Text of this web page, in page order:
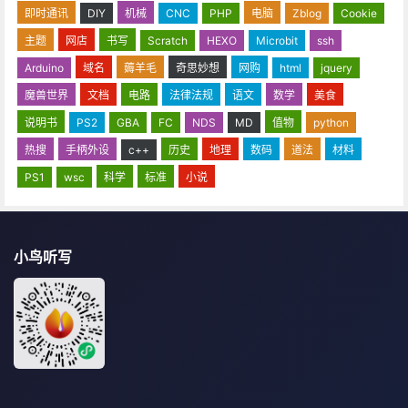
即时通讯 DIY 机械 CNC PHP 电脑 Zblog
Cookie
主题
网店 书写 Scratch HEXO Microbit
ssh
Arduino
域名 薅羊毛 奇思妙想 网购 html
jquery
魔兽世界
文档 电路 法律法规 语文 数学
美食
说明书
PS2 GBA FC NDS MD 值物
python
热搜
手柄外设 c++ 历史 地理 数码 道法
材料
PS1
wsc 科学 标准 小说
小鸟听写